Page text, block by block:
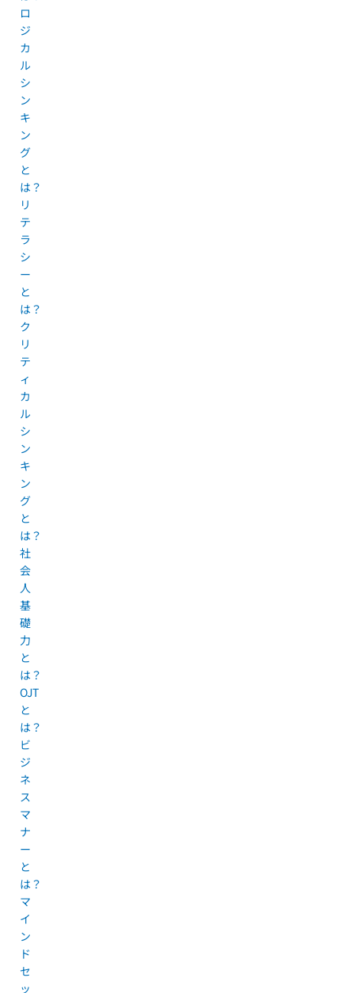
ロ
ジ
カ
ル
シ
ン
キ
ン
グ
と
は？
リ
テ
ラ
シ
ー
と
は？
ク
リ
テ
ィ
カ
ル
シ
ン
キ
ン
グ
と
は？
社
会
人
基
礎
力
と
は？
OJT
と
は？
ビ
ジ
ネ
ス
マ
ナ
ー
と
は？
マ
イ
ン
ド
セ
ッ